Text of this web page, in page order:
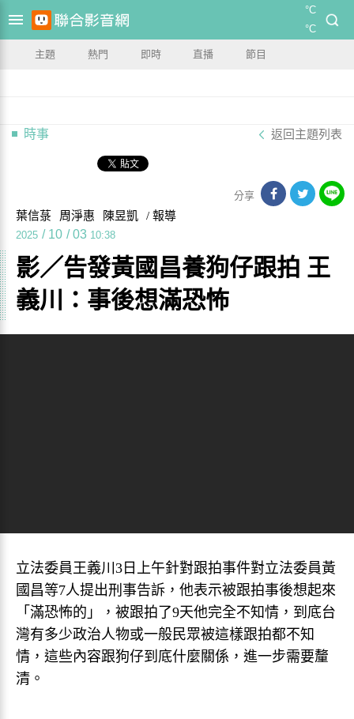
°C
°C
主題 熱門 即時 直播 節目
時事 返回主題列表
分享
葉信菉 周淨惠 陳昱凱 / 報導
2025 / 10 / 03 10:38
影／告發黃國昌養狗仔跟拍 王
義川：事後想滿恐怖
立法委員王義川3日上午針對跟拍事件對立法委員黃
國昌等7人提出刑事告訴，他表示被跟拍事後想起來
「滿恐怖的」，被跟拍了9天他完全不知情，到底台
灣有多少政治人物或一般民眾被這樣跟拍都不知
情，這些內容跟狗仔到底什麼關係，進一步需要釐
清。